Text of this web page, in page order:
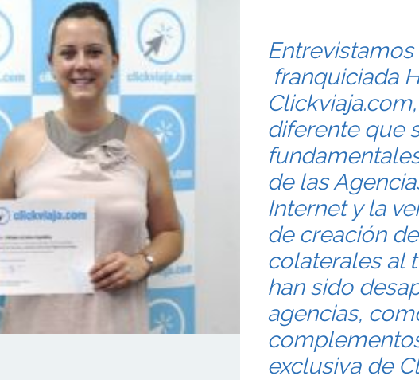
Entrevistamos
franquiciada
diferente que
de las
Internet y la
de creación
colaterales al
han sido
agencias,
exclusiva de